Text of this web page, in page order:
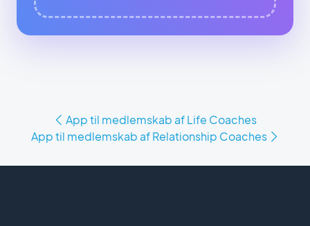
App til medlemskab af Life Coaches
App til medlemskab af Relationship Coaches